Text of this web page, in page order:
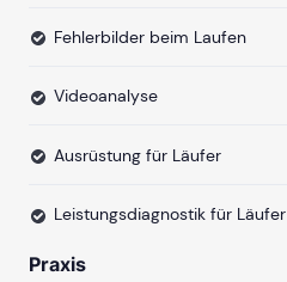
Fehlerbilder beim Laufen
Videoanalyse
Ausrüstung für Läufer
Leistungsdiagnostik für Läufer
Praxis